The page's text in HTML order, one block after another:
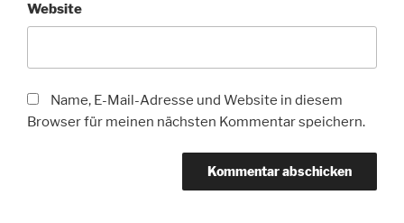
Website
Name, E-Mail-Adresse und Website in diesem
Browser für meinen nächsten Kommentar speichern.